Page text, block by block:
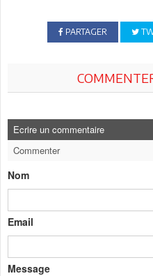
PARTAGER
Ecrire un commentaire
Commenter
Nom
Email
Message